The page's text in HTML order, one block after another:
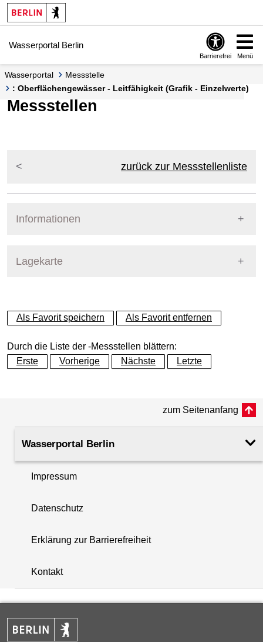
Springe zur Navigation
Springe zum Inhalt
Wasserportal Berlin
Barrierefrei Menü
Wasserportal
Messstelle
: Oberflächengewässer - Leitfähigkeit (Grafik - Einzelwerte)
Messstellen
zurück zur Messstellenliste
Informationen
Lagekarte
+
−
+
−
Als Favorit speichern Als Favorit entfernen
Durch die Liste der -Messstellen blättern:
Erste
Vorherige Nächste Letzte
zum Seitenanfang
Wasserportal Berlin
Impressum
Datenschutz
Erklärung zur Barrierefreiheit
Kontakt